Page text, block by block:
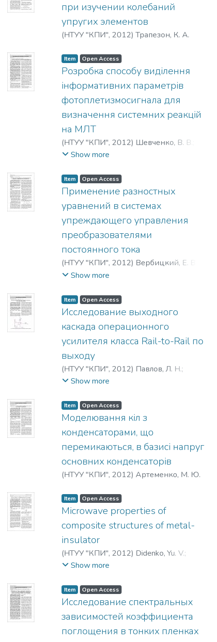
при изучении колебаний
упругих элементов
(НТУУ "КПИ", 2012)Трапезон, К. А.
Item Open Access
Розробка способу виділення
інформативних параметрів
фотоплетизмосигнала для
визначення системних реакцій
на МЛТ
(НТУУ "КПИ", 2012) Шевченко, В. В.
Осадчий, О. В.
Show more
Item Open Access
Применение разностных
уравнений в системах
упреждающего управления
преобразователями
постоянного тока
(НТУУ "КПИ", 2012) Вербицкий, Е. В.
Ромашко, В. Я.
Show more
Item Open Access
Исследование выходного
каскада операционного
усилителя класса Rail-to-Rail по
выходу
(НТУУ "КПИ", 2012) Павлов, Л. Н.;
Терешин, М. А.
Show more
Item Open Access
Моделювання кіл з
конденсаторами, що
перемикаються, в базисі напруг
основних конденсаторів
(НТУУ "КПИ", 2012) Артеменко, М. Ю.
Item Open Access
Microwave properties of
composite structures of metal-
insulator
(НТУУ "КПИ", 2012) Didenko, Yu. V.;
Molchanov, V. I.
Show more
Item Open Access
Исследование спектральных
зависимостей коэффициента
поглощения в тонких пленках